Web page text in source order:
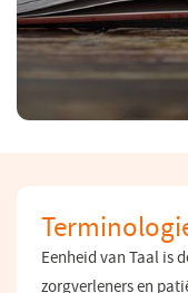
Eenheid van Taal is
zorgverleners en